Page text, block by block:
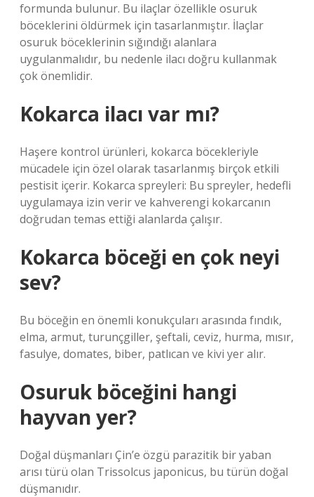
formunda bulunur. Bu ilaçlar özellikle osuruk
böceklerini öldürmek için tasarlanmıştır. İlaçlar
osuruk böceklerinin sığındığı alanlara
uygulanmalıdır, bu nedenle ilacı doğru kullanmak
çok önemlidir.
Kokarca ilacı var mı?
Haşere kontrol ürünleri, kokarca böcekleriyle
mücadele için özel olarak tasarlanmış birçok etkili
pestisit içerir. Kokarca spreyleri: Bu spreyler, hedefli
uygulamaya izin verir ve kahverengi kokarcanın
doğrudan temas ettiği alanlarda çalışır.
Kokarca böceği en çok neyi
sev?
Bu böceğin en önemli konukçuları arasında fındık,
elma, armut, turunçgiller, şeftali, ceviz, hurma, mısır,
fasulye, domates, biber, patlıcan ve kivi yer alır.
Osuruk böceğini hangi
hayvan yer?
Doğal düşmanları Çin’e özgü parazitik bir yaban
arısı türü olan Trissolcus japonicus, bu türün doğal
düşmanıdır.